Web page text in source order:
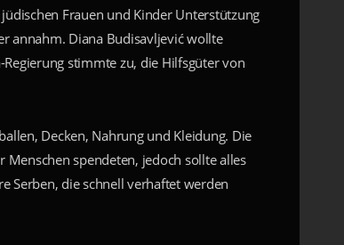
Frauen und Kinder Unterstützung
annahm. Diana Budisavljević wollte
stimmte zu, die Hilfsgüter von
Decken, Nahrung und Kleidung. Die
spendeten, jedoch sollte alles
Serben, die schnell verhaftet werden